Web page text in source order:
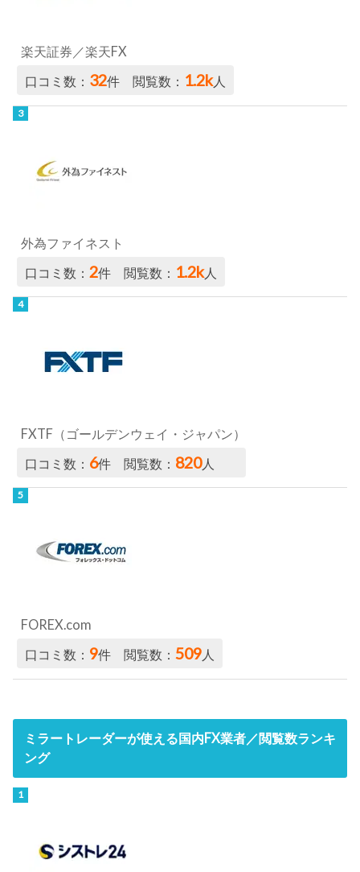
楽天証券／楽天FX
口コミ数： 32件 閲覧数： 1.2k人
外為ファイネスト
口コミ数：2件 閲覧数： 1.2k人
FXTF（ゴールデンウェイ・ジャパン）
口コミ数： 6件 閲覧数： 820人
FOREX.com
口コミ数： 9件 閲覧数：509人
ミラートレーダーが使える国内FX業者／閲覧数ランキ
ング